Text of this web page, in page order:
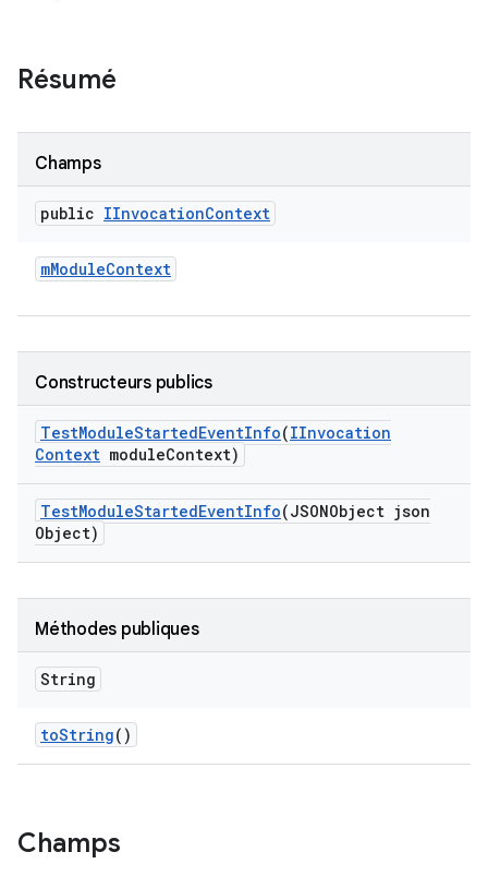
Résumé
Champs
public IInvocationContext
mModuleContext
Constructeurs publics
TestModuleStartedEventInfo(IInvocation
Context moduleContext)
TestModuleStartedEventInfo(JSONObject json
Object)
Méthodes publiques
String
toString()
Champs